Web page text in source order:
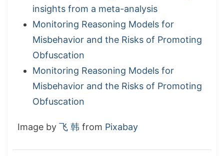
insights from a meta-analysis
Monitoring Reasoning Models for
Misbehavior and the Risks of Promoting
Obfuscation
Monitoring Reasoning Models for
Misbehavior and the Risks of Promoting
Obfuscation
Image by 飞 韩 from Pixabay